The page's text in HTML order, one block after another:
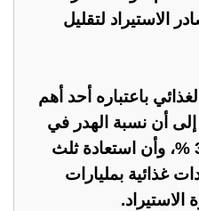
الاستيراد لتقليل
باعتباره أحد أهم
إلى أن نسبة الهدر في
العالم العربي تصل إلى 30 %، وأن استعادة ثلث
غذائية بمليارات
الاستيراد.